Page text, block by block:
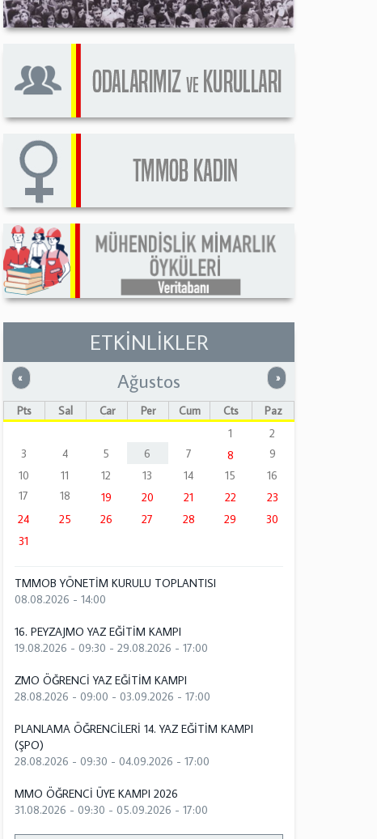
ETKİNLİKLER
« Önceki »Sonraki
Ağustos
Pts Sal Çar Per Cum Cts
Paz
1
2
3
4 5 6 7 8
9
10
11 12 13 14 15
16
17
18 19 20 21 22
23
24
25 26 27 28 29
30
31
TMMOB YÖNETİM KURULU TOPLANTISI
08.08.2026 - 14:00
16. PEYZAJMO YAZ EĞİTİM KAMPI
19.08.2026 - 09:30 -29.08.2026 - 17:00
ZMO ÖĞRENCİ YAZ EĞİTİM KAMPI
28.08.2026 - 09:00 -03.09.2026 - 17:00
PLANLAMA ÖĞRENCİLERİ 14. YAZ EĞİTİM KAMPI
(ŞPO)
28.08.2026 - 09:30 -04.09.2026 - 17:00
MMO ÖĞRENCİ ÜYE KAMPI 2026
31.08.2026 - 09:30 -05.09.2026 - 17:00